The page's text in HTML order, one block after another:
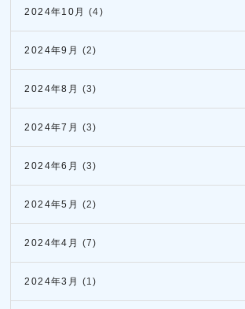
2024年10月 (4)
2024年9月 (2)
2024年8月 (3)
2024年7月 (3)
2024年6月 (3)
2024年5月 (2)
2024年4月 (7)
2024年3月 (1)